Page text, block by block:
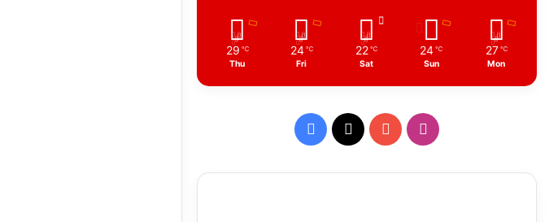
29 ℃
Thu
24 ℃
Fri
22 ℃
Sat
24 ℃
Sun
27 ℃
Mon
Facebook
X YouTubeInstagram